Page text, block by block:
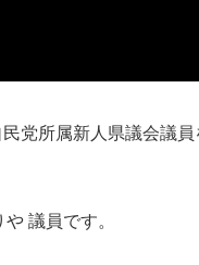
党所属新人県議会議員
議員です。